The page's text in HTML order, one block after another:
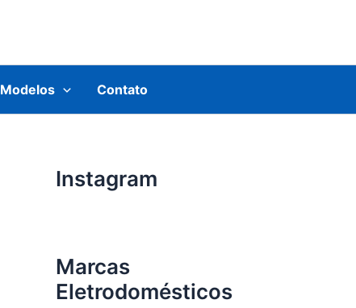
Modelos Contato
Instagram
Marcas
Eletrodomésticos